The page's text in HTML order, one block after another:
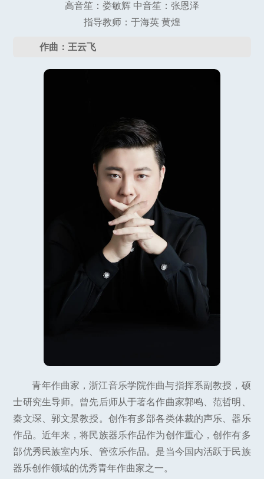
高音笙：娄敏辉 中音笙：张恩泽
指导教师：于海英 黄煌
作曲：王云飞
青年作曲家，浙江音乐学院作曲与指挥系副教授，硕
士研究生导师。曾先后师从于著名作曲家郭鸣、范哲明、
秦文琛、郭文景教授。创作有多部各类体裁的声乐、器乐
作品。近年来，将民族器乐作品作为创作重心，创作有多
部优秀民族室内乐、管弦乐作品。是当今国内活跃于民族
器乐创作领域的优秀青年作曲家之一。